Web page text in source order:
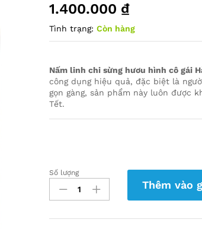
1.400.000 ₫
Tình trạng: Còn hàng
Nấm linh chi sừng hươu hình cô gái
công dụng hiệu quả, đặc biệt là
gọn gàng, sản phẩm này luôn được
Tết.
Nấm
Linh
Chi
Số lượng
Thêm vào